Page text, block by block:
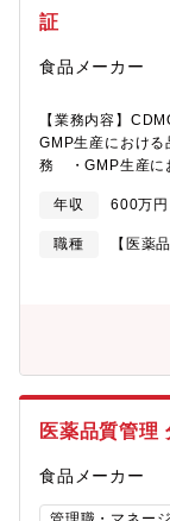
証
食品メーカー
【業務内容】
GMP生産におけ
務 ・GMP生産に
造・技術・QCと
ーカーや医薬開
会議含む）、協
品質保証業務3.
局査察、顧客監査
年収 600万
職種
【医薬
医薬品質管理
食品メーカー